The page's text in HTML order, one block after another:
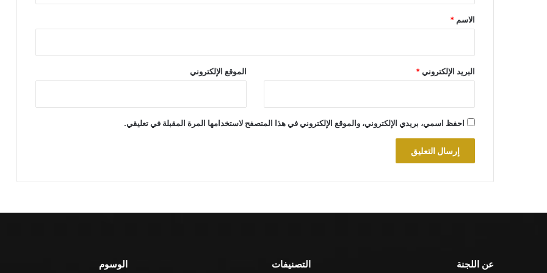
*
الاسم *
البريد الإلكتروني* الموقع الإلكتروني
احفظ اسمي، بريدي الإلكتروني، والموقع الإلكتروني في هذا المتصفح لاستخدامها المرة المقبلة في تعليقي.
عن اللجنة التصنيفات الوسوم